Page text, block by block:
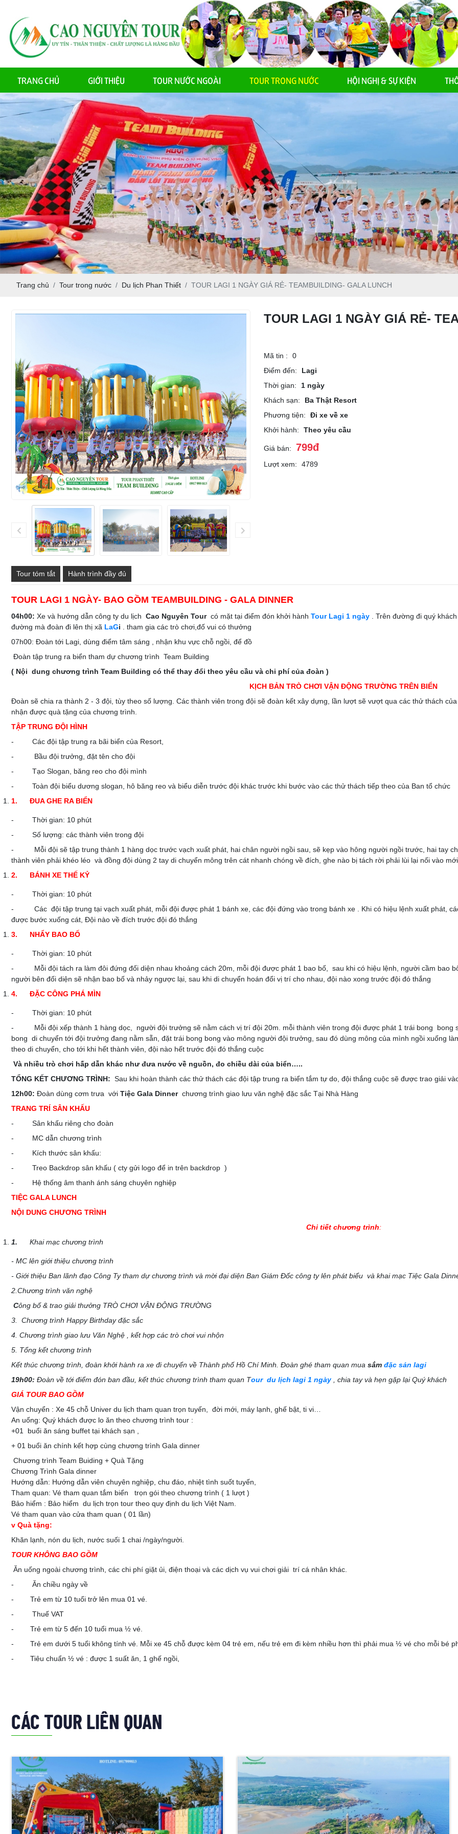
TRANG CHỦ GIỚI THIỆU TOUR NƯỚC NGOÀI TOUR TRONG NƯỚC HỘI NGHỊ & SỰ KIỆN
Trang chủ Tour trong nước Du lịch Phan Thiết TOUR LAGI 1 NGÀY GIÁ RẺ- TEAMBUILDING- GALA LUNCH
TOUR LAGI 1 NGÀY GIÁ RẺ-
Mã tin :
0
Điểm đến:
Lagi
Thời gian:
1 ngày
Khách sạn:
Ba Thật Resort
Phương tiện:
Đi xe về xe
Khởi hành:
Theo yêu cầu
Giá bán: 799đ
Lượt xem: 4789
Tour tóm tắt Hành trình đầy đủ
TOUR LAGI 1 NGÀY- BAO GỒM TEAMBUILDING - GALA DINNER
04h00: Xe và hướng dẫn công ty du lịch Cao Nguyên Tour có mặt tại điểm đón khởi hành Tour Lagi 1 ngày
. Trên đường đi quý
đường mà đoàn đi lên thị xã LaGi . tham gia các trò chơi,đố vui có thưởng
07h00: Đoàn tới Lagi, dùng điểm tâm sáng , nhận khu vực chỗ ngồi, để đồ
Đoàn tập trung ra biển tham dự chương trình Team Building
( Nội dung chương trình Team Building có thể thay đổi theo yêu cầu và chi phí của đoàn )
KỊCH BẢN TRÒ CHƠI VẬN ĐỘNG TRƯỜNG TRÊN BIỂN
Đoàn sẽ chia ra thành 2 - 3 đội, tùy theo số lượng. Các thành viên trong đội sẽ đoàn kết xây dựng, lần lượt sẽ vượt qua các thử thách
nhận được quà tặng của chương trình.
TẬP TRUNG ĐỘI HÌNH
- Các đội tập trung ra bãi biển của Resort,
- Bầu đội trưởng, đặt tên cho đội
- Tạo Slogan, băng reo cho đội mình
- Toàn đội biểu dương slogan, hô băng reo và biểu diễn trước đội khác trước khi bước vào các thử thách tiếp theo của Ban tổ chức
1. ĐUA GHE RA BIỂN
- Thời gian: 10 phút
- Số lượng: các thành viên trong đội
- Mỗi đội sẽ tập trung thành 1 hàng dọc trước vạch xuất phát, hai chân người ngồi sau, sẽ kẹp vào hông người ngồi trước, hai tay
thành viên phải khéo léo và đồng đội dùng 2 tay di chuyển mông trên cát nhanh chóng về đích, ghe nào bị tách rời phải lùi lại nối vào
2. BÁNH XE THẾ KỶ
- Thời gian: 10 phút
- Các đội tập trung tại vạch xuất phát, mỗi đội được phát 1 bánh xe, các đội đứng vào trong bánh xe . Khi có hiệu lệnh xuất phát,
được bước xuống cát, Đội nào về đích trước đội đó thắng
3. NHẨY BAO BỐ
- Thời gian: 10 phút
- Mỗi đội tách ra làm đôi đứng đối diện nhau khoảng cách 20m, mỗi đội được phát 1 bao bố, sau khi có hiệu lệnh, người cầm bao
người bên đối diện sẽ nhận bao bố và nhảy ngược lại, sau khi di chuyển hoán đổi vị trí cho nhau, đội nào xong trước đội đó thắng
4. ĐẶC CÔNG PHÁ MÌN
- Thời gian: 10 phút
- Mỗi đội xếp thành 1 hàng dọc, người đội trưởng sẽ nằm cách vị trí đội 20m. mỗi thành viên trong đội được phát 1 trái bong bong
bong di chuyển tới đội trưởng đang nằm sẵn, đặt trái bong bong vào mông người đội trưởng, sau đó dùng mông của mình ngồi xuống
theo di chuyển, cho tới khi hết thành viên, đội nào hết trước đội đó thắng cuộc
Và nhiều trò chơi hấp dẫn khác như đưa nước về nguồn, đo chiều dài của biển…..
TỔNG KẾT CHƯƠNG TRÌNH: Sau khi hoàn thành các thử thách các đội tập trung ra biển tắm tự do, đội thắng cuộc sẽ được trao giải
12h00: Đoàn dùng cơm trưa với Tiệc Gala Dinnerchương trình giao lưu văn nghệ đặc sắc Tại Nhà Hàng
TRANG TRÍ SÂN KHẤU
- Sân khấu riêng cho đoàn
- MC dẫn chương trình
- Kích thước sân khấu:
- Treo Backdrop sân khấu ( cty gửi logo để in trên backdrop )
- Hệ thống âm thanh ánh sáng chuyên nghiệp
TIỆC GALA LUNCH
NỘI DUNG CHƯƠNG TRÌNH
Chi tiết chương trình:
1.
Khai mạc chương trình
- MC lên giới thiệu chương trình
- Giới thiệu Ban lãnh đạo Công Ty tham dự chương trình và mời đại diện Ban Giám Đốc công ty lên phát biểu và khai mạc Tiệc Gala
2.Chương trình văn nghệ
Công bố & trao giải thưởng TRÒ CHƠI VẬN ĐỘNG TRƯỜNG
3. Chương trình Happy Birthday đặc sắc
4. Chương trình giao lưu Văn Nghệ , kết hợp các trò chơi vui nhộn
5. Tổng kết chương trình
Kết thúc chương trình, đoàn khởi hành ra xe đi chuyển về Thành phố Hồ Chí Minh. Đoàn ghé tham quan mua sắm đặc sản lagi
19h00: Đoàn về tới điểm đón ban đầu, kết thúc chương trình tham quan Tour du lịch lagi 1 ngày, chia tay và hẹn gặp lại Quý khách
GIÁ TOUR BAO GỒM
Vận chuyển : Xe 45 chỗ Univer du lịch tham quan trọn tuyến, đời mới, máy lạnh, ghế bật, ti vi…
An uống: Quý khách được lo ăn theo chương trình tour :
+01 buổi ăn sáng buffet tại khách sạn ,
+ 01 buổi ăn chính kết hợp cùng chương trình Gala dinner
Chương trình Team Buiding + Quà Tặng
Chương Trình Gala dinner
Hướng dẫn: Hướng dẫn viên chuyên nghiệp, chu đáo, nhiệt tình suốt tuyến,
Tham quan: Vé tham quan tắm biển trọn gói theo chương trình ( 1 lượt )
Bảo hiểm : Bảo hiểm du lịch trọn tour theo quy định du lịch Việt Nam.
Vé tham quan vào cửa tham quan ( 01 lần)
v Quà tặng:
Khăn lạnh, nón du lịch, nước suối 1 chai /ngày/người.
TOUR KHÔNG BAO GỒM
Ăn uống ngoài chương trình, các chi phí giặt ủi, điện thoại và các dịch vụ vui chơi giải trí cá nhân khác.
- Ăn chiều ngày về
- Trẻ em từ 10 tuổi trở lên mua 01 vé.
- Thuế VAT
- Trẻ em từ 5 đến 10 tuổi mua ½ vé.
- Trẻ em dưới 5 tuổi không tính vé. Mỗi xe 45 chỗ được kèm 04 trẻ em, nếu trẻ em đi kèm nhiều hơn thì phải mua ½ vé cho mỗi bé
- Tiêu chuẩn ½ vé : được 1 suất ăn, 1 ghế ngồi,
CÁC TOUR LIÊN QUAN